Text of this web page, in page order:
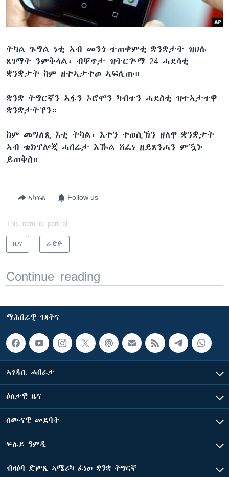
ቂሔ ጽልሚ
ቋንቋታት
ትካል ጉግል ነቲ ኣብ መንጎ ተጠቀምቲ ቋንቋታት ዝህሉ
ጸገማት ንምቅላል፡ ብቐጥታ ዝትርጕማ 24 ሓደሳቲ
ቋንቋታት ከም ዘተኣታተወ ኣፍሊጡ።
ቋንቋ ትግርኛን ኣፋን ኦሮሞን ካብተን ሓደስቲ ዝተኣታተዋ
ቋንቋታት’የን።
ከም መግለጺ እቲ ትካል፡ እተን ተወሲኸን ዘለዋ ቋንቋታት
ኣብ ቴክኖሎጂ ሓበሬታ እኹል ሸፈነ ዘይጸንሐን ምዃኑ
ይጠቅስ።
ኣካፍል Follow us
This item is part of
ዜና ራድዮ
Continue reading
ማሕበራዊ ገጻትና
ኣገዳሲ ሓበሬታ
ዕለታዊ ዜና
ሰሙናዊ መደባት
ፍሉይ ዓምዲ
ብዛዕባ ድምጺ ኣሜሪካ ፈነወ ቋንቋ ትግርኛ